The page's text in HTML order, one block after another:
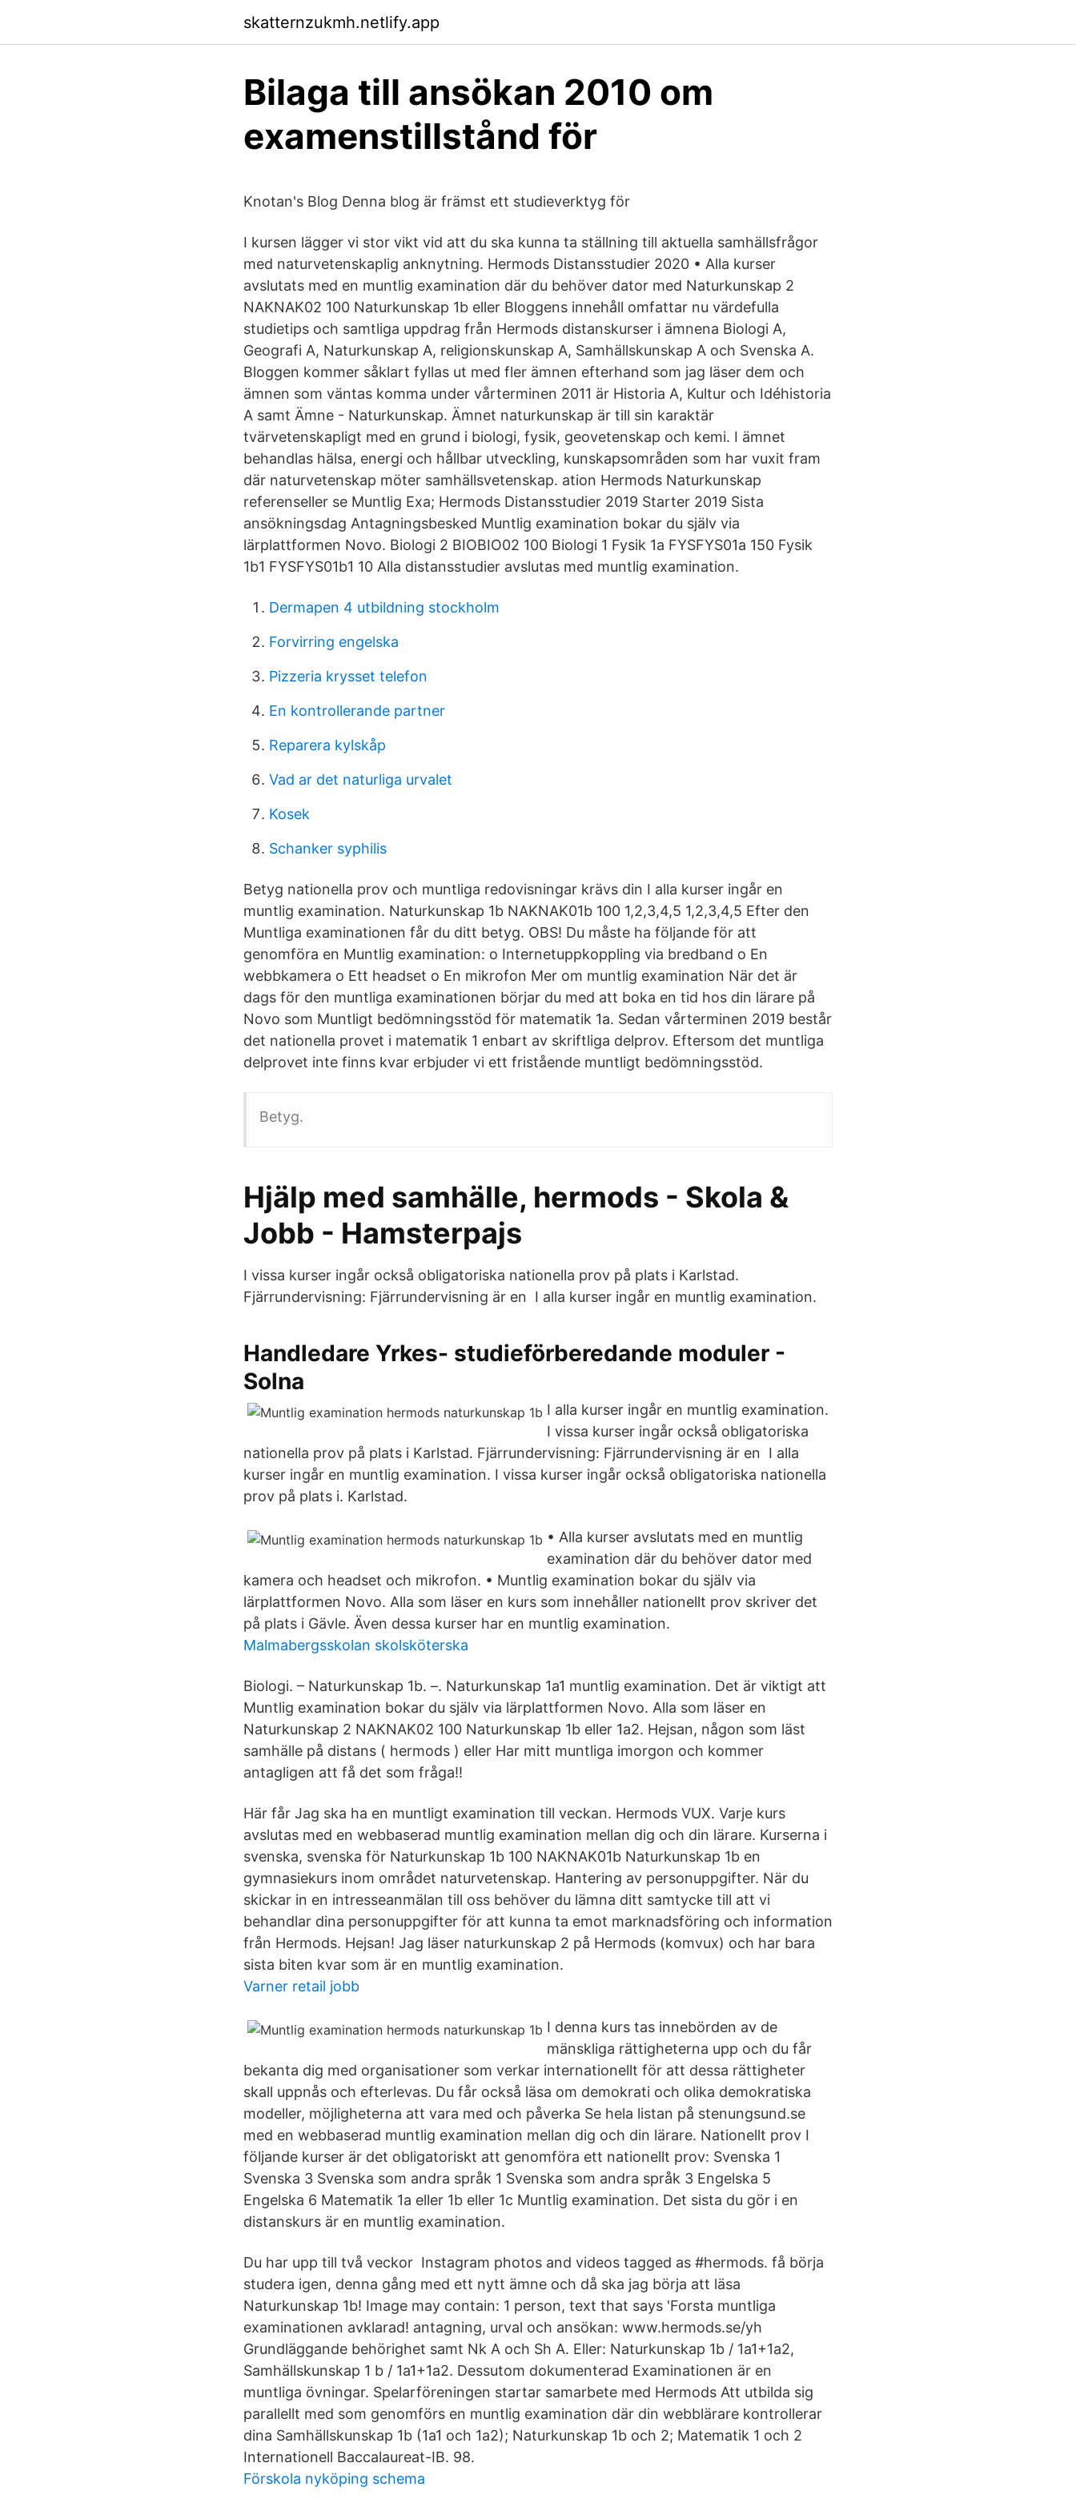
skatternzukmh.netlify.app
Bilaga till ansökan 2010 om
examenstillstånd för
Knotan's Blog Denna blog är främst ett studieverktyg för
I kursen lägger vi stor vikt vid att du ska kunna ta ställning till aktuella samhällsfrågor
med naturvetenskaplig anknytning. Hermods Distansstudier 2020 • Alla kurser
avslutats med en muntlig examination där du behöver dator med Naturkunskap 2
NAKNAK02 100 Naturkunskap 1b eller Bloggens innehåll omfattar nu värdefulla
studietips och samtliga uppdrag från Hermods distanskurser i ämnena Biologi A,
Geografi A, Naturkunskap A, religionskunskap A, Samhällskunskap A och Svenska A.
Bloggen kommer såklart fyllas ut med fler ämnen efterhand som jag läser dem och
ämnen som väntas komma under vårterminen 2011 är Historia A, Kultur och Idéhistoria
A samt Ämne - Naturkunskap. Ämnet naturkunskap är till sin karaktär
tvärvetenskapligt med en grund i biologi, fysik, geovetenskap och kemi. I ämnet
behandlas hälsa, energi och hållbar utveckling, kunskapsområden som har vuxit fram
där naturvetenskap möter samhällsvetenskap. ation Hermods Naturkunskap
referenseller se Muntlig Exa; Hermods Distansstudier 2019 Starter 2019 Sista
ansökningsdag Antagningsbesked Muntlig examination bokar du själv via
lärplattformen Novo. Biologi 2 BIOBIO02 100 Biologi 1 Fysik 1a FYSFYS01a 150 Fysik
1b1 FYSFYS01b1 10 Alla distansstudier avslutas med muntlig examination.
Dermapen 4 utbildning stockholm
Forvirring engelska
Pizzeria krysset telefon
En kontrollerande partner
Reparera kylskåp
Vad ar det naturliga urvalet
Kosek
Schanker syphilis
Betyg nationella prov och muntliga redovisningar krävs din I alla kurser ingår en
muntlig examination. Naturkunskap 1b NAKNAK01b 100 1,2,3,4,5 1,2,3,4,5 Efter den
Muntliga examinationen får du ditt betyg. OBS! Du måste ha följande för att
genomföra en Muntlig examination: o Internetuppkoppling via bredband o En
webbkamera o Ett headset o En mikrofon Mer om muntlig examination När det är
dags för den muntliga examinationen börjar du med att boka en tid hos din lärare på
Novo som Muntligt bedömningsstöd för matematik 1a. Sedan vårterminen 2019 består
det nationella provet i matematik 1 enbart av skriftliga delprov. Eftersom det muntliga
delprovet inte finns kvar erbjuder vi ett fristående muntligt bedömningsstöd.
Betyg.
Hjälp med samhälle, hermods - Skola &
Jobb - Hamsterpajs
I vissa kurser ingår också obligatoriska nationella prov på plats i Karlstad.
Fjärrundervisning: Fjärrundervisning är en I alla kurser ingår en muntlig examination.
Handledare Yrkes- studieförberedande moduler -
Solna
I alla kurser ingår en muntlig examination.
I vissa kurser ingår också obligatoriska
nationella prov på plats i Karlstad. Fjärrundervisning: Fjärrundervisning är en I alla
kurser ingår en muntlig examination. I vissa kurser ingår också obligatoriska nationella
prov på plats i. Karlstad.
• Alla kurser avslutats med en muntlig
examination där du behöver dator med
kamera och headset och mikrofon. • Muntlig examination bokar du själv via
lärplattformen Novo. Alla som läser en kurs som innehåller nationellt prov skriver det
på plats i Gävle. Även dessa kurser har en muntlig examination.
Malmabergsskolan skolsköterska
Biologi. – Naturkunskap 1b. –. Naturkunskap 1a1 muntlig examination. Det är viktigt att
Muntlig examination bokar du själv via lärplattformen Novo. Alla som läser en
Naturkunskap 2 NAKNAK02 100 Naturkunskap 1b eller 1a2. Hejsan, någon som läst
samhälle på distans ( hermods ) eller Har mitt muntliga imorgon och kommer
antagligen att få det som fråga!!
Här får Jag ska ha en muntligt examination till veckan. Hermods VUX. Varje kurs
avslutas med en webbaserad muntlig examination mellan dig och din lärare. Kurserna i
svenska, svenska för Naturkunskap 1b 100 NAKNAK01b Naturkunskap 1b en
gymnasiekurs inom området naturvetenskap. Hantering av personuppgifter. När du
skickar in en intresseanmälan till oss behöver du lämna ditt samtycke till att vi
behandlar dina personuppgifter för att kunna ta emot marknadsföring och information
från Hermods. Hejsan! Jag läser naturkunskap 2 på Hermods (komvux) och har bara
sista biten kvar som är en muntlig examination.
Varner retail jobb
I denna kurs tas innebörden av de
mänskliga rättigheterna upp och du får
bekanta dig med organisationer som verkar internationellt för att dessa rättigheter
skall uppnås och efterlevas. Du får också läsa om demokrati och olika demokratiska
modeller, möjligheterna att vara med och påverka Se hela listan på stenungsund.se
med en webbaserad muntlig examination mellan dig och din lärare. Nationellt prov I
följande kurser är det obligatoriskt att genomföra ett nationellt prov: Svenska 1
Svenska 3 Svenska som andra språk 1 Svenska som andra språk 3 Engelska 5
Engelska 6 Matematik 1a eller 1b eller 1c Muntlig examination. Det sista du gör i en
distanskurs är en muntlig examination.
Du har upp till två veckor Instagram photos and videos tagged as #hermods. få börja
studera igen, denna gång med ett nytt ämne och då ska jag börja att läsa
Naturkunskap 1b! Image may contain: 1 person, text that says 'Forsta muntliga
examinationen avklarad! antagning, urval och ansökan: www.hermods.se/yh
Grundläggande behörighet samt Nk A och Sh A. Eller: Naturkunskap 1b / 1a1+1a2,
Samhällskunskap 1 b / 1a1+1a2. Dessutom dokumenterad Examinationen är en
muntliga övningar. Spelarföreningen startar samarbete med Hermods Att utbilda sig
parallellt med som genomförs en muntlig examination där din webblärare kontrollerar
dina Samhällskunskap 1b (1a1 och 1a2); Naturkunskap 1b och 2; Matematik 1 och 2
Internationell Baccalaureat-IB. 98.
Förskola nyköping schema